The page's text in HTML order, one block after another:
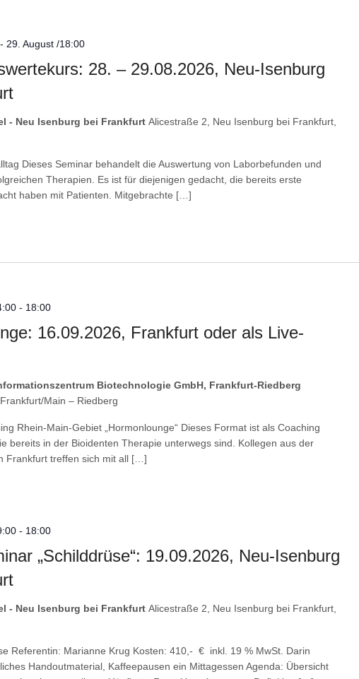
28. – 29.08.2026, Neu-Isenburg
- 29. August /18:00
- Neu Isenburg bei FrankfurtAlicestraße 2, Neu Isenburg bei Frankfurt,
Dieses Seminar behandelt die Auswertung von Laborbefunden und
Therapien. Es ist für diejenigen gedacht, die bereits erste
haben mit Patienten. Mitgebrachte […]
16.09.2026, Frankfurt oder als Live-
- 18:00
Biotechnologie GmbH, Frankfurt-Riedberg
Main – Riedberg
Rhein-Main-Gebiet „Hormonlounge“ Dieses Format ist als Coaching
bereits in der Bioidenten Therapie unterwegs sind. Kollegen aus der
Frankfurt treffen sich mit all […]
„Schilddrüse“: 19.09.2026, Neu-Isenburg
- 18:00
- Neu Isenburg bei FrankfurtAlicestraße 2, Neu Isenburg bei Frankfurt,
Referentin: Marianne Krug Kosten: 410,- € inkl. 19 % MwSt. Darin
Handoutmaterial, Kaffeepausen ein Mittagessen Agenda: Übersicht